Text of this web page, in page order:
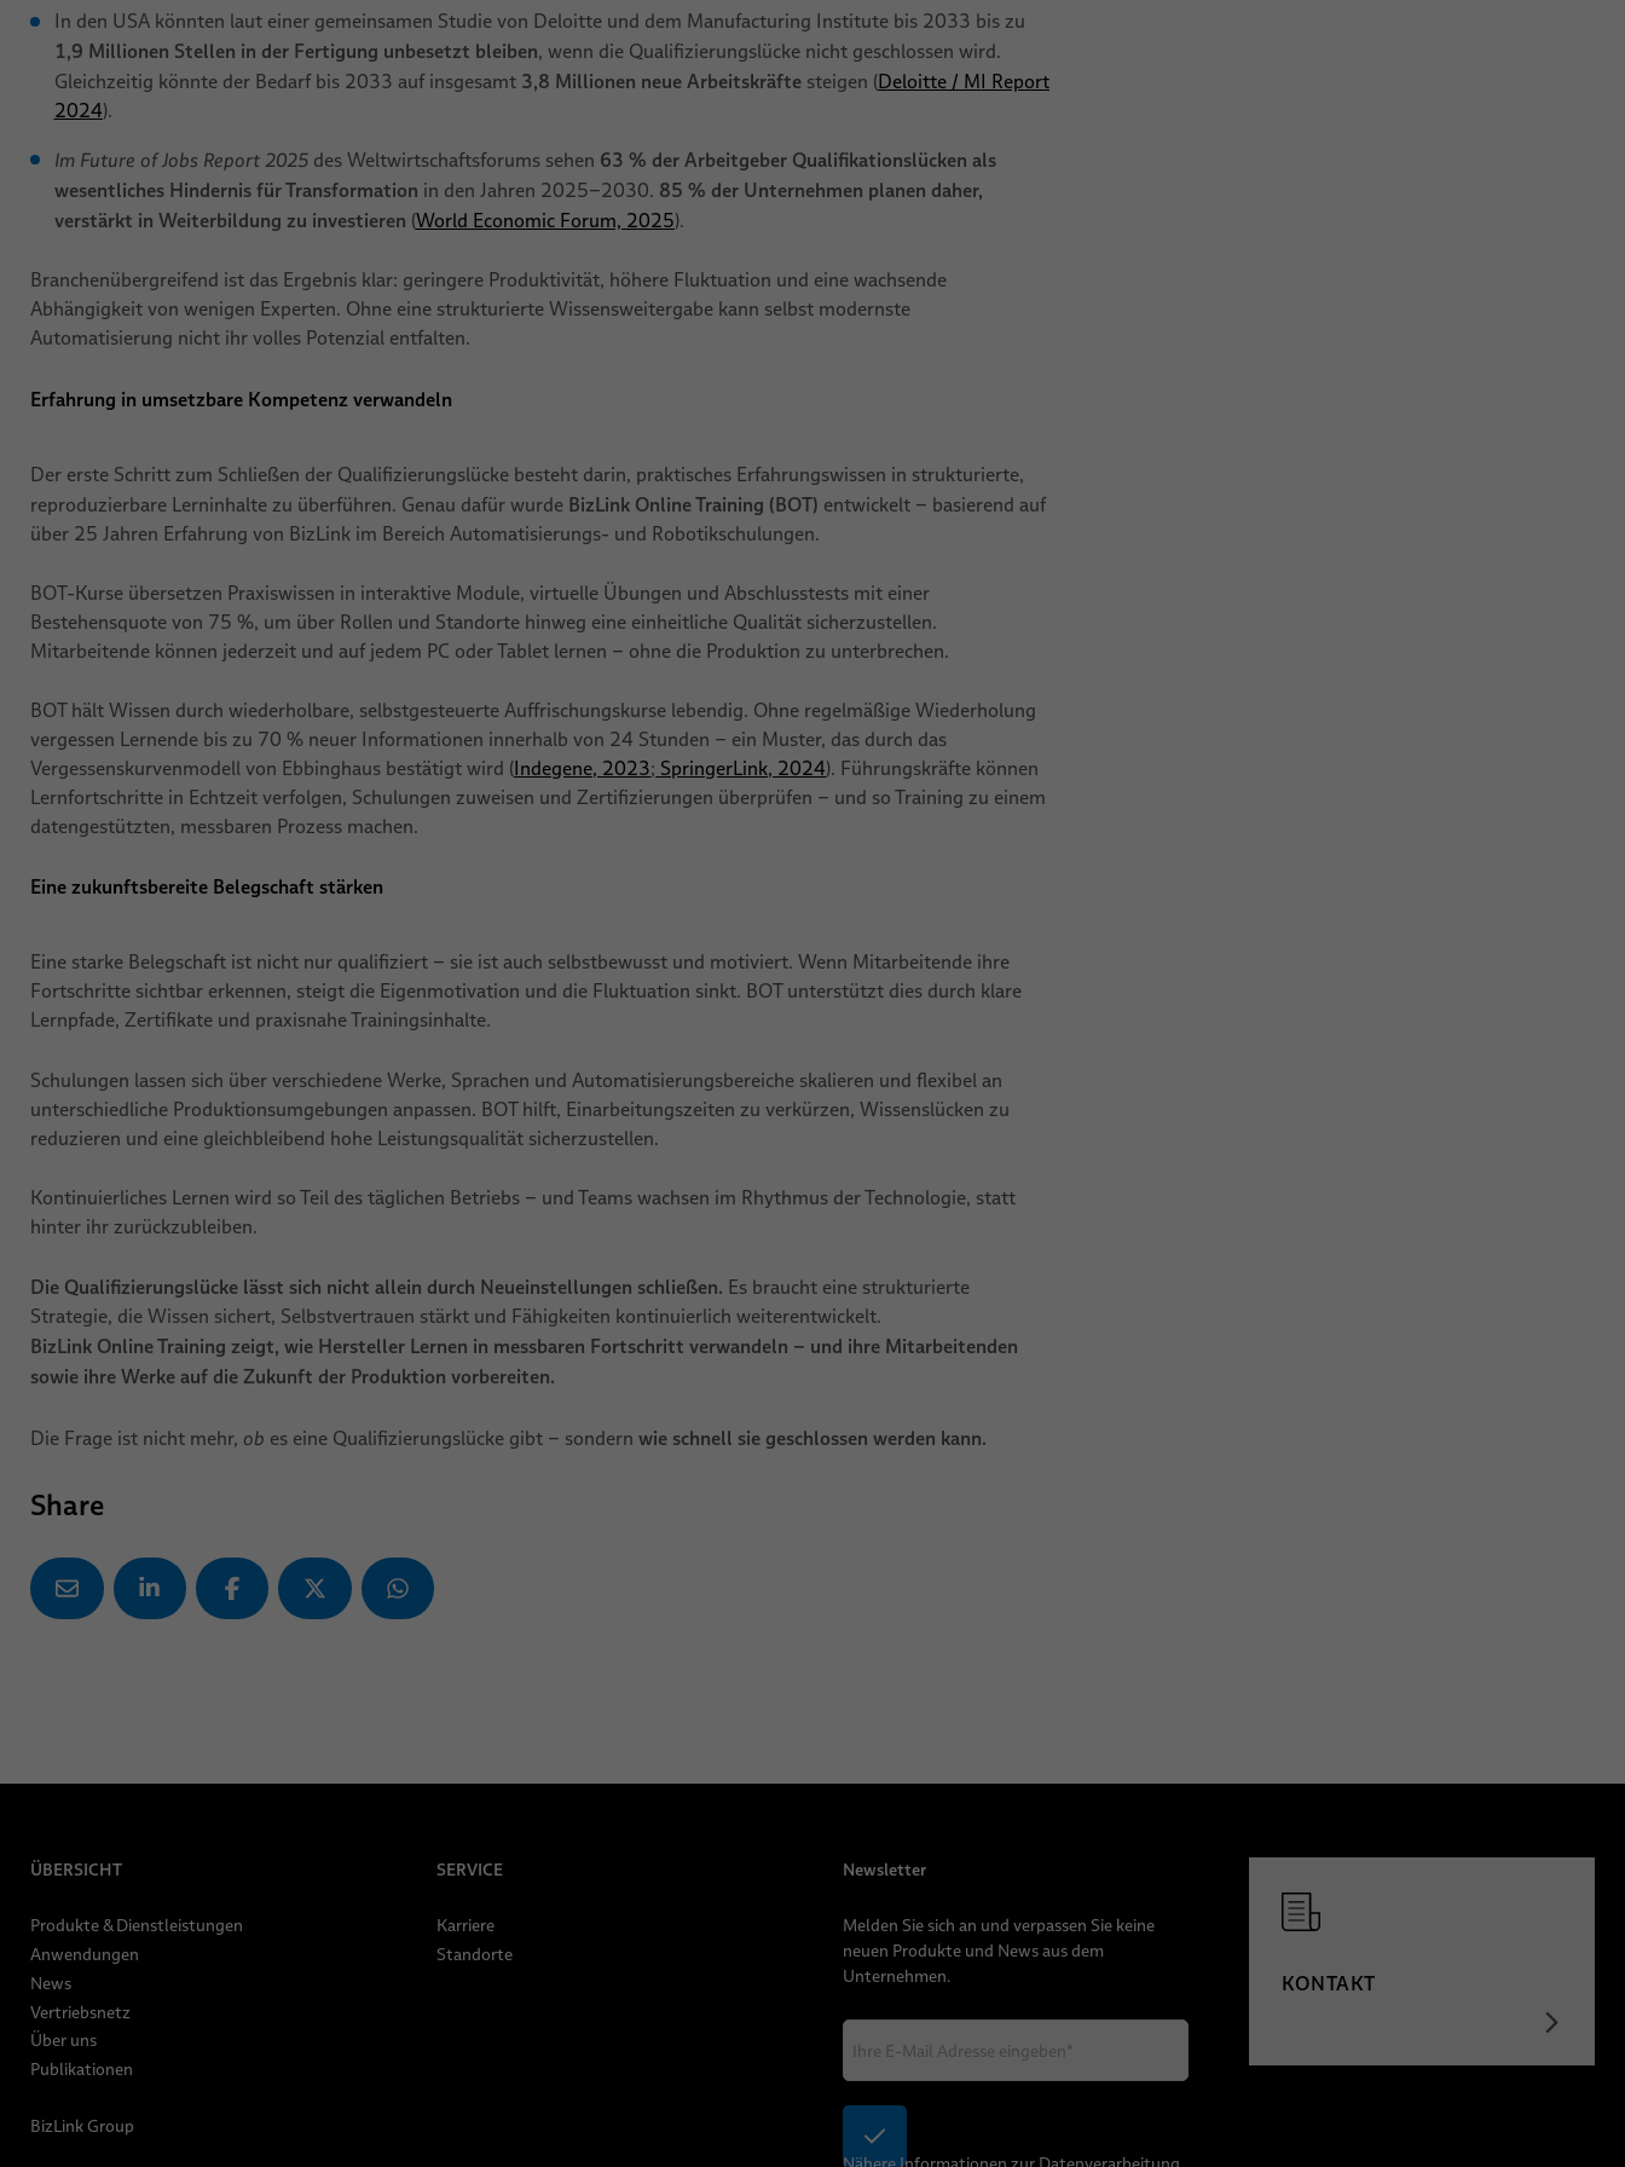
In den USA könnten laut einer gemeinsamen Studie von Deloitte und dem Manufacturing Institute bis 2033 bis zu
1,9 Millionen Stellen in der Fertigung unbesetzt bleiben, wenn die Qualifizierungslücke nicht geschlossen wird.
Gleichzeitig könnte der Bedarf bis 2033 auf insgesamt 3,8 Millionen neue Arbeitskräftesteigen (Deloitte / MI Report
2024).
Im Future of Jobs Report 2025des Weltwirtschaftsforums sehen 63 % der Arbeitgeber Qualifikationslücken als
wesentliches Hindernis für Transformation in den Jahren 2025–2030. 85 % der Unternehmen planen daher,
verstärkt in Weiterbildung zu investieren (World Economic Forum, 2025).
Branchenübergreifend ist das Ergebnis klar: geringere Produktivität, höhere Fluktuation und eine wachsende
Abhängigkeit von wenigen Experten. Ohne eine strukturierte Wissensweitergabe kann selbst modernste
Automatisierung nicht ihr volles Potenzial entfalten.
Erfahrung in umsetzbare Kompetenz verwandeln
Der erste Schritt zum Schließen der Qualifizierungslücke besteht darin, praktisches Erfahrungswissen in strukturierte,
reproduzierbare Lerninhalte zu überführen. Genau dafür wurde BizLink Online Training (BOT) entwickelt – basierend auf
über 25 Jahren Erfahrung von BizLink im Bereich Automatisierungs- und Robotikschulungen.
BOT-Kurse übersetzen Praxiswissen in interaktive Module, virtuelle Übungen und Abschlusstests mit einer
Bestehensquote von 75 %, um über Rollen und Standorte hinweg eine einheitliche Qualität sicherzustellen.
Mitarbeitende können jederzeit und auf jedem PC oder Tablet lernen – ohne die Produktion zu unterbrechen.
BOT hält Wissen durch wiederholbare, selbstgesteuerte Auffrischungskurse lebendig. Ohne regelmäßige Wiederholung
vergessen Lernende bis zu 70 % neuer Informationen innerhalb von 24 Stunden – ein Muster, das durch das
Vergessenskurvenmodell von Ebbinghaus bestätigt wird ( Indegene, 2023; SpringerLink, 2024). Führungskräfte können
Lernfortschritte in Echtzeit verfolgen, Schulungen zuweisen und Zertifizierungen überprüfen – und so Training zu einem
datengestützten, messbaren Prozess machen.
Eine zukunftsbereite Belegschaft stärken
Eine starke Belegschaft ist nicht nur qualifiziert – sie ist auch selbstbewusst und motiviert. Wenn Mitarbeitende ihre
Fortschritte sichtbar erkennen, steigt die Eigenmotivation und die Fluktuation sinkt. BOT unterstützt dies durch klare
Lernpfade, Zertifikate und praxisnahe Trainingsinhalte.
Schulungen lassen sich über verschiedene Werke, Sprachen und Automatisierungsbereiche skalieren und flexibel an
unterschiedliche Produktionsumgebungen anpassen. BOT hilft, Einarbeitungszeiten zu verkürzen, Wissenslücken zu
reduzieren und eine gleichbleibend hohe Leistungsqualität sicherzustellen.
Kontinuierliches Lernen wird so Teil des täglichen Betriebs – und Teams wachsen im Rhythmus der Technologie, statt
hinter ihr zurückzubleiben.
Die Qualifizierungslücke lässt sich nicht allein durch Neueinstellungen schließen. Es braucht eine strukturierte
Strategie, die Wissen sichert, Selbstvertrauen stärkt und Fähigkeiten kontinuierlich weiterentwickelt.
BizLink Online Training zeigt, wie Hersteller Lernen in messbaren Fortschritt verwandeln – und ihre Mitarbeitenden
sowie ihre Werke auf die Zukunft der Produktion vorbereiten.
Die Frage ist nicht mehr, ob es eine Qualifizierungslücke gibt – sondernwie schnell sie geschlossen werden kann.
Share
ÜBERSICHT
Produkte & Dienstleistungen
Anwendungen
News
Vertriebsnetz
Über uns
Publikationen
BizLink Group
SERVICE
Karriere
Standorte
Newsletter
Melden Sie sich an und verpassen Sie keine
neuen Produkte und News aus dem
Unternehmen.
KONTAKT